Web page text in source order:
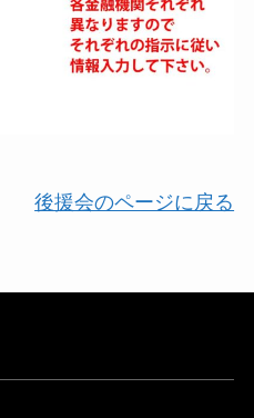
後援会のページに戻る